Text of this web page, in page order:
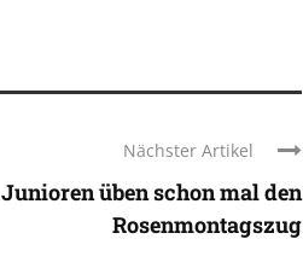
Nächster Artikel
Junioren üben schon mal den
Rosenmontagszug